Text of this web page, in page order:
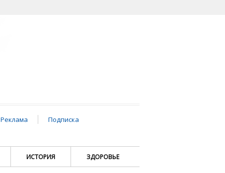
Реклама
Подписка
ИСТОРИЯ ЗДОРОВЬЕ